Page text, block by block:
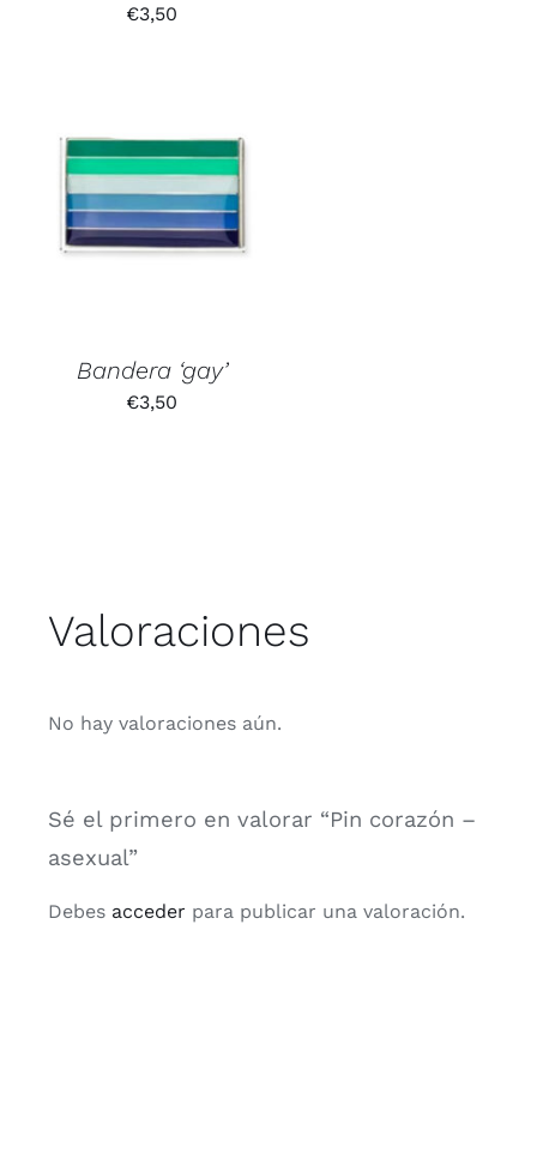
€3,50
Bandera ‘gay’
€3,50
Valoraciones
No hay valoraciones aún.
Sé el primero en valorar “Pin corazón –
asexual”
Debes acceder para publicar una valoración.